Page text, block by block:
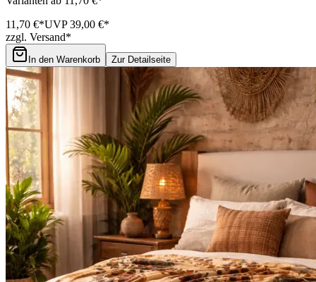
11,70 €*UVP 39,00 €*
zzgl. Versand*
In den Warenkorb Zur Detailseite